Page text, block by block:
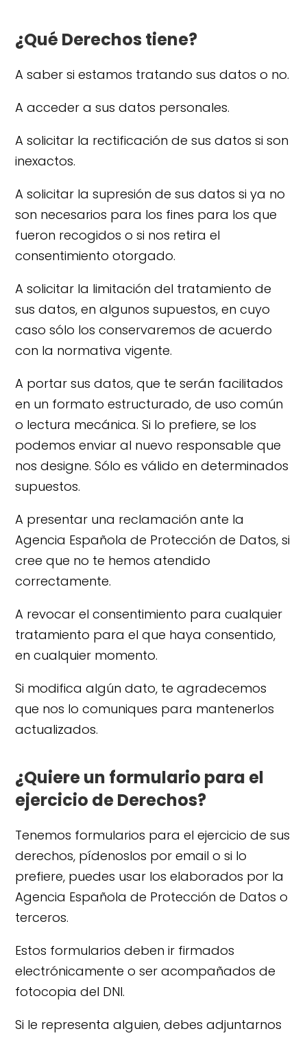
¿Qué Derechos tiene?
A saber si estamos tratando sus datos o no.
A acceder a sus datos personales.
A solicitar la rectificación de sus datos si son
inexactos.
A solicitar la supresión de sus datos si ya no
son necesarios para los fines para los que
fueron recogidos o si nos retira el
consentimiento otorgado.
A solicitar la limitación del tratamiento de
sus datos, en algunos supuestos, en cuyo
caso sólo los conservaremos de acuerdo
con la normativa vigente.
A portar sus datos, que te serán facilitados
en un formato estructurado, de uso común
o lectura mecánica. Si lo prefiere, se los
podemos enviar al nuevo responsable que
nos designe. Sólo es válido en determinados
supuestos.
A presentar una reclamación ante la
Agencia Española de Protección de Datos, si
cree que no te hemos atendido
correctamente.
A revocar el consentimiento para cualquier
tratamiento para el que haya consentido,
en cualquier momento.
Si modifica algún dato, te agradecemos
que nos lo comuniques para mantenerlos
actualizados.
¿Quiere un formulario para el
ejercicio de Derechos?
Tenemos formularios para el ejercicio de sus
derechos, pídenoslos por email o si lo
prefiere, puedes usar los elaborados por la
Agencia Española de Protección de Datos o
terceros.
Estos formularios deben ir firmados
electrónicamente o ser acompañados de
fotocopia del DNI.
Si le representa alguien, debes adjuntarnos